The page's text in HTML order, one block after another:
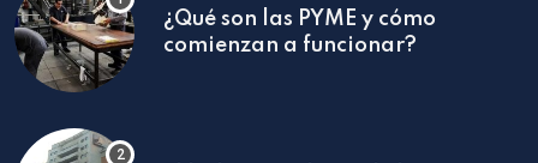
¿Qué son las PYME y cómo
comienzan a funcionar?